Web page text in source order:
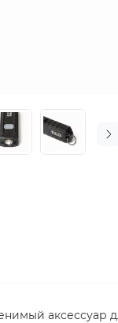
аксессуар